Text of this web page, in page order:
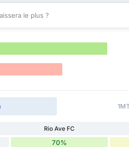
le plus ?
Rio Ave FC
70%